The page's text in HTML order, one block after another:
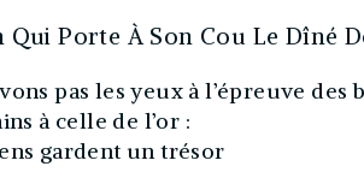
Qui Porte À Son Cou Le Dîné
pas les yeux à l’épreuve des
à celle de l’or :
gardent un trésor